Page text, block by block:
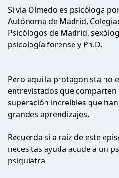
Silvia Olmedo es psicóloga
Autónoma de Madrid,
Psicólogos de Madrid,
psicología forense y Ph.D.
Pero aquí la protagonista no
entrevistados que
superación increíbles que
grandes aprendizajes.
Recuerda si a raíz de este
necesitas ayuda acude a un
psiquiatra.